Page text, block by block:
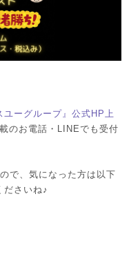
ユーグループ』公式HP上
のお電話・LINEでも受付
で、気になった方は以下
ださいね♪